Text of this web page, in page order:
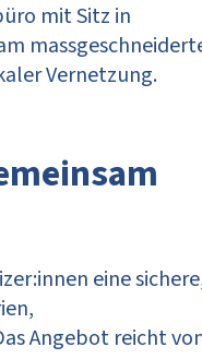
mit Sitz in
Vernetzung.
eine
Angebot reicht